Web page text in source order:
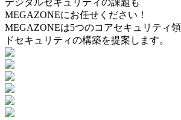
デジタルセキュリティの課題も
MEGAZONEにお任せください！
MEGAZONEは5つのコアセキュリティ
ドセキュリティの構築を提案します。